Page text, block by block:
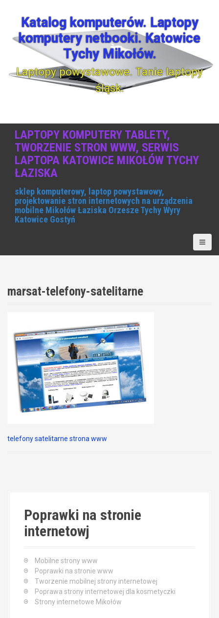
Katalog komputerów. Laptopy
komputery netbooki. Katowice
Tychy Mikołów.
Laptopy powystawowe. Tanie laptopy
śląsk.
LAPTOPY KOMPUTERY TABLETY,
TWORZENIE STRON WWW, SERWIS
LAPTOPA KATOWICE MIKOŁÓW TYCHY
ŁAZISKA
sklep komputerowy, laptop powystawowy,
projektowanie stron internetowych na urządzenia
mobilne Mikołów Łaziska Orzesze Tychy Wyry
Katowice Gostyń
marsat-telefony-satelitarne
telefony satelitarne strona www
Poprawki na stronie
internetowj
Mobilne strony www
Poprawki na stronie www
Tworzenie mobilnej strony internetowej
Poprawa strony internetowej dla kosmetyczki
Strony internetowe Mikołów